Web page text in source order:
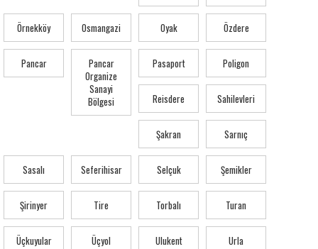
Örnekköy Osmangazi Oyak Özdere
Pancar
Pancar
Organize
Sanayi
Bölgesi
Pasaport Poligon
Reisdere Sahilevleri
Şakran Sarnıç
Sasalı Seferihisar Selçuk Şemikler
Şirinyer Tire Torbalı Turan
Üçkuyular Üçyol Ulukent Urla